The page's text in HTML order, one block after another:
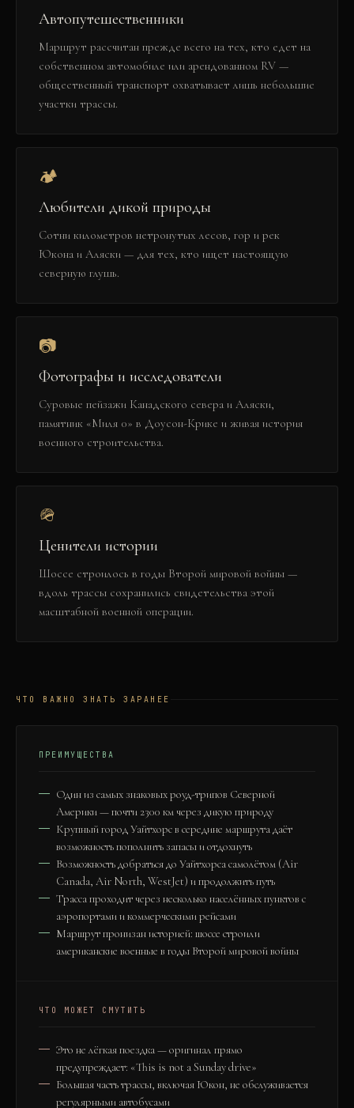
Автопутешественники
Маршрут рассчитан прежде всего на тех, кто едет на
собственном автомобиле или арендованном RV —
общественный транспорт охватывает лишь небольшие
участки трассы.
🏕️
Любители дикой природы
Сотни километров нетронутых лесов, гор и рек
Юкона и Аляски — для тех, кто ищет настоящую
северную глушь.
📷
Фотографы и исследователи
Суровые пейзажи Канадского севера и Аляски,
памятник «Миля 0» в Доусон-Крике и живая история
военного строительства.
🪖
Ценители истории
Шоссе строилось в годы Второй мировой войны —
вдоль трассы сохранились свидетельства этой
масштабной военной операции.
ЧТО ВАЖНО ЗНАТЬ ЗАРАНЕЕ
ПРЕИМУЩЕСТВА
Один из самых знаковых роуд-трипов Северной
Америки — почти 2300 км через дикую природу
Крупный город Уайтхорс в середине маршрута даёт
возможность пополнить запасы и отдохнуть
Возможность добраться до Уайтхорса самолётом (Air
Canada, Air North, WestJet) и продолжить путь
Трасса проходит через несколько населённых пунктов с
аэропортами и коммерческими рейсами
Маршрут пронизан историей: шоссе строили
американские военные в годы Второй мировой войны
ЧТО МОЖЕТ СМУТИТЬ
Это не лёгкая поездка — оригинал прямо
предупреждает: «This is not a Sunday drive»
Большая часть трассы, включая Юкон, не обслуживается
регулярными автобусами